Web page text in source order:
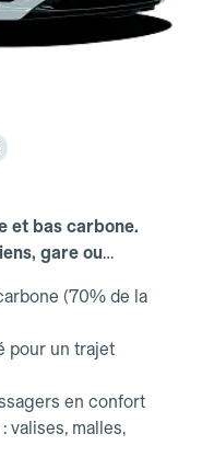
et bas carbone.
gare ou
(70% de la
pour un trajet
en confort
valises, malles,